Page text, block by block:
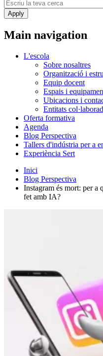
Main navigation
L'escola
Sobre nosaltres
Organització i
Equip docent
Espais i
Ubicacions i
Entitats
Oferta formativa
Agenda
Blog Perspectiva
Tallers d'indústria per a
Experiència Sert
Inici
Blog Perspectiva
Instagram és mort: per a
fet amb IA?